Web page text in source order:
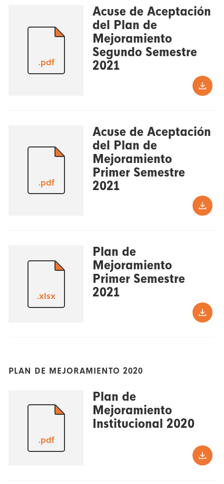
.pdf
Acuse de Aceptación
del Plan de
Mejoramiento
Segundo Semestre
2021
.pdf
Acuse de Aceptación
del Plan de
Mejoramiento
Primer Semestre
2021
.xlsx
Plan de
Mejoramiento
Primer Semestre
2021
PLAN DE MEJORAMIENTO 2020
.pdf
Plan de
Mejoramiento
Institucional 2020